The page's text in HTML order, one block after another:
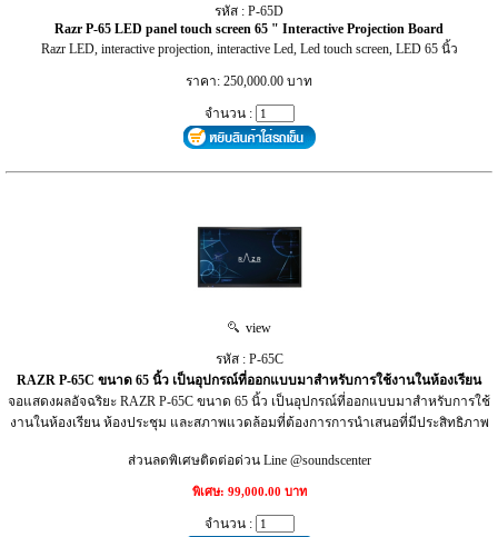
รหัส : P-65D
Razr P-65 LED panel touch screen 65 " Interactive Projection Board
Razr LED, interactive projection, interactive Led, Led touch screen, LED 65 นิ้ว
ราคา: 250,000.00 บาท
จำนวน :
view
รหัส : P-65C
RAZR P-65C ขนาด 65 นิ้ว เป็นอุปกรณ์ที่ออกแบบมาสำหรับการใช้งานในห้องเรียน
จอแสดงผลอัจฉริยะ RAZR P-65C ขนาด 65 นิ้ว เป็นอุปกรณ์ที่ออกแบบมาสำหรับการใช้
งานในห้องเรียน ห้องประชุม และสภาพแวดล้อมที่ต้องการการนำเสนอที่มีประสิทธิภาพ
ส่วนลดพิเศษติดต่อด่วน Line @soundscenter
พิเศษ: 99,000.00 บาท
จำนวน :